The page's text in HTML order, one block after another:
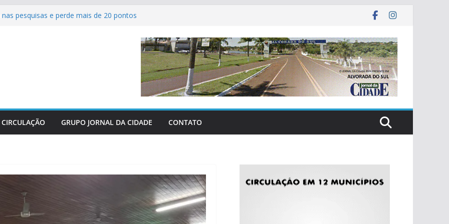
pesquisas e perde mais de 20 pontos
agrícolas revolucionam atendimento aos
Oeste
perderam as últimas três grandes guerras
Federação e reafirma apoio total
CIRCULAÇÃO GRUPO JORNAL DA CIDADE CONTATO